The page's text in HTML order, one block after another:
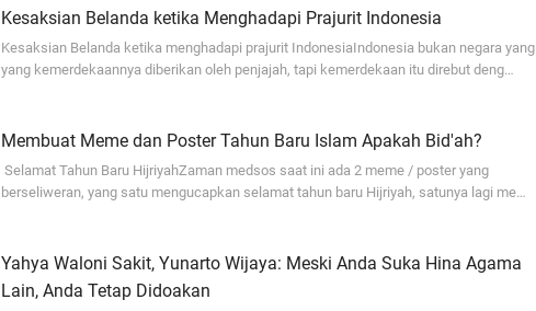
Kesaksian Belanda ketika Menghadapi Prajurit Indonesia
Kesaksian Belanda ketika menghadapi prajurit IndonesiaIndonesia bukan negara yang
yang kemerdekaannya diberikan oleh penjajah, tapi kemerdekaan itu direbut deng…
Membuat Meme dan Poster Tahun Baru Islam Apakah Bid'ah?
Selamat Tahun Baru HijriyahZaman medsos saat ini ada 2 meme / poster yang
berseliweran, yang satu mengucapkan selamat tahun baru Hijriyah, satunya lagi me…
Yahya Waloni Sakit, Yunarto Wijaya: Meski Anda Suka Hina Agama
Lain, Anda Tetap Didoakan